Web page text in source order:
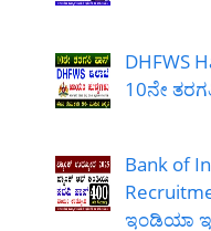
DHFWS
10ನೇ
Bank of
ಇಂಡಿಯಾ